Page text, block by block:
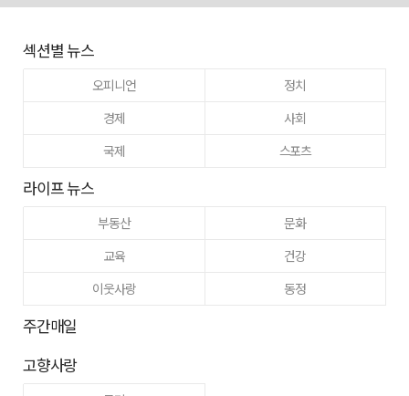
섹션별 뉴스
오피니언
정치
경제
사회
국제
스포츠
라이프 뉴스
부동산
문화
교육
건강
이웃사랑
동정
주간매일
고향사랑